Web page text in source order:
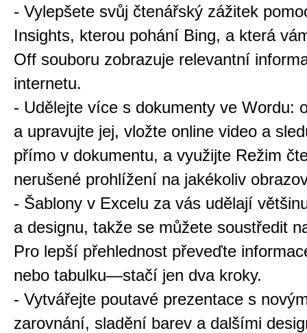
- Vylepšete svůj čtenářský zážitek
Insights, kterou pohání Bing, a která
Off souboru zobrazuje relevantní
internetu.
- Udělejte více s dokumenty ve Wordu:
a upravujte jej, vložte online video a
přímo v dokumentu, a využijte Režim
nerušené prohlížení na jakékoliv
- Šablony v Excelu za vás udělají
a designu, takže se můžete soustředit
Pro lepší přehlednost převeďte
nebo tabulku—stačí jen dva kroky.
- Vytvářejte poutavé prezentace s
zarovnání, sladění barev a dalšími